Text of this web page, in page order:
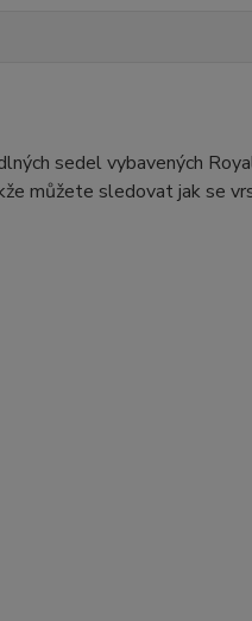
sedel vybavených
můžete sledovat jak se